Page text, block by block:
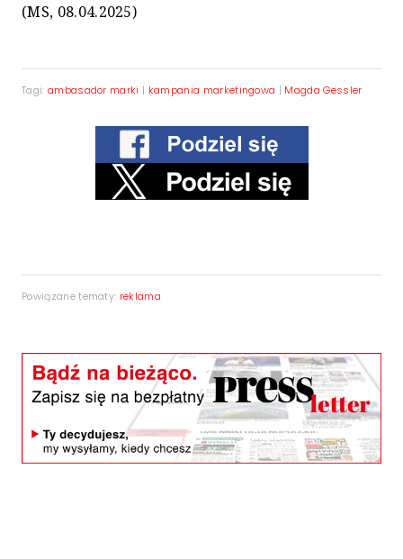
(MS, 08.04.2025)
Tagi: ambasador marki | kampania marketingowa | Magda Gessler
Powiązane tematy: reklama